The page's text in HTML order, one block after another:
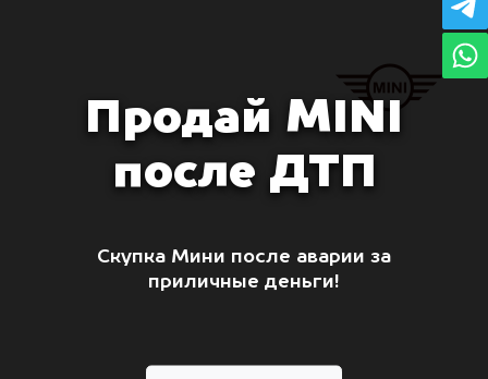
Продай MINI
после ДТП
Скупка Мини после аварии за
приличные деньги!